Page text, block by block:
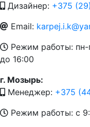
Дизайнер: +375
Email:
Режим работы: пн-
до 16:00
г. Мозырь:
Менеджер: +375
Режим работы: с